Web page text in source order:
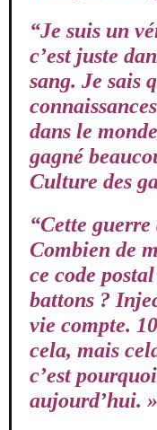
“Je suis un
c’est juste
sang. Je sais
dans le
gagné
Culture des
“Cette guerre
Combien de
ce code
battons ?
vie compte.
cela, mais
c’est
aujourd’hui. »